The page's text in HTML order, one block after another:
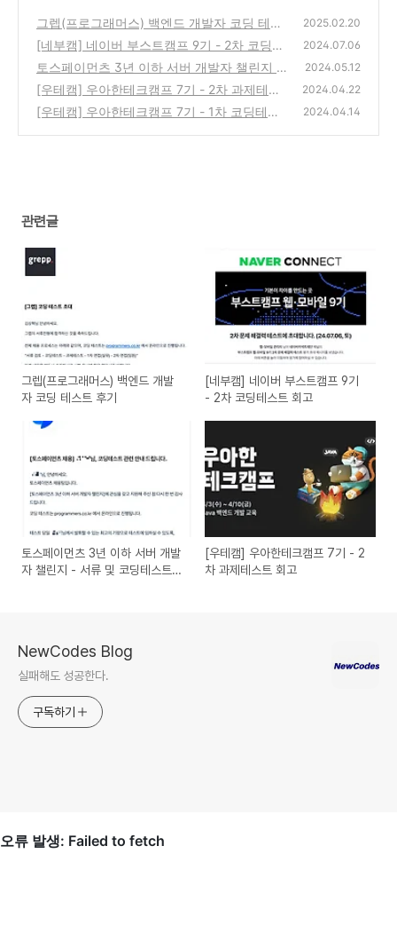
그렙(프로그래머스) 백엔드 개발자 코딩 테스
트 후기
(6)
2025.02.20
[네부캠] 네이버 부스트캠프 9기 - 2차 코딩테
스트 회고
(0)
2024.07.06
토스페이먼츠 3년 이하 서버 개발자 챌린지 -
서류 및 코딩테스트 합격 회고
(5)
2024.05.12
[우테캠] 우아한테크캠프 7기 - 2차 과제테스
트 회고
(1)
2024.04.22
[우테캠] 우아한테크캠프 7기 - 1차 코딩테스
2024.04.14
관련글
그렙(프로그래머스) 백엔드 개발
자 코딩 테스트 후기
[네부캠] 네이버 부스트캠프 9기
- 2차 코딩테스트 회고
토스페이먼츠 3년 이하 서버 개발
자 챌린지 - 서류 및 코딩테스트
[우테캠] 우아한테크캠프 7기 - 2
차 과제테스트 회고
NewCodes Blog
실패해도 성공한다.
구독하기